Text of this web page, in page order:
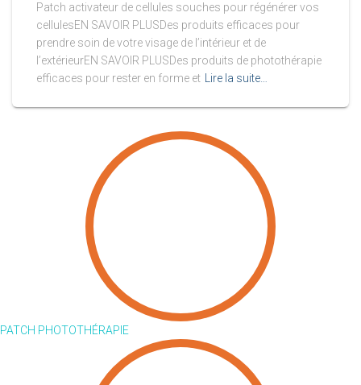
Patch activateur de cellules souches pour régénérer vos
cellulesEN SAVOIR PLUSDes produits efficaces pour
prendre soin de votre visage de l’intérieur et de
l’extérieurEN SAVOIR PLUSDes produits de photothérapie
efficaces pour rester en forme et Lire la suite…
PATCH PHOTOTHÉRAPIE